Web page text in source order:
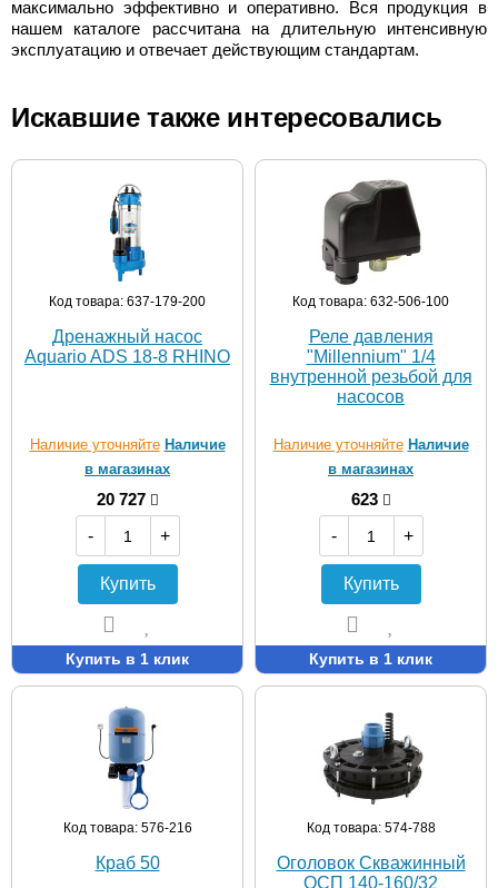
максимально эффективно и оперативно. Вся продукция в
нашем каталоге рассчитана на длительную интенсивную
эксплуатацию и отвечает действующим стандартам.
Искавшие также интересовались
Код товара: 637-179-200
Дренажный насос
Aquario ADS 18-8 RHINO
Наличие уточняйте Наличие
в магазинах
20 727
-
+
Купить
Купить в 1 клик
Код товара: 632-506-100
Реле давления
"Millennium" 1/4
внутренной резьбой для
насосов
Наличие уточняйте Наличие
в магазинах
623
-
+
Купить
Купить в 1 клик
Код товара: 576-216
Краб 50
Код товара: 574-788
Оголовок Скважинный
ОСП 140-160/32